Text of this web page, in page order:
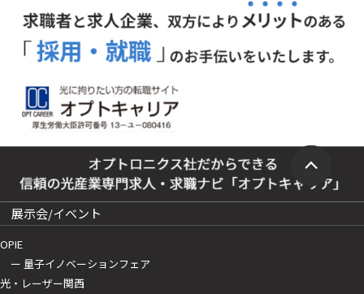
展示会/イベント
OPIE
ー 量子イノベーションフェア
光・レーザー関西